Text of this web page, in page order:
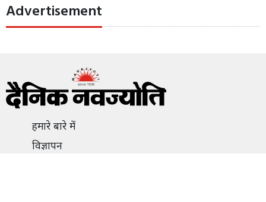
Advertisement
हमारे बारे में
विज्ञापन